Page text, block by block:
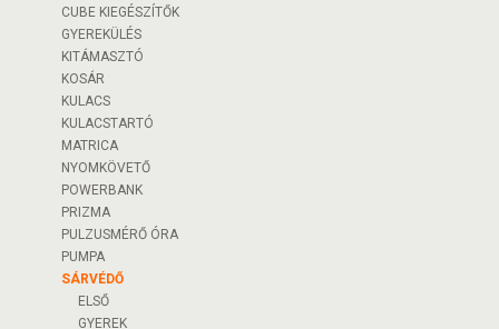
CUBE KIEGÉSZÍTŐK
GYEREKÜLÉS
KITÁMASZTÓ
KOSÁR
KULACS
KULACSTARTÓ
MATRICA
NYOMKÖVETŐ
POWERBANK
PRIZMA
PULZUSMÉRŐ ÓRA
PUMPA
SÁRVÉDŐ
ELSŐ
GYEREK